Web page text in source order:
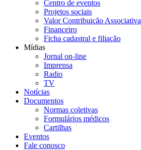
Centro de eventos
Projetos sociais
Valor Contribuição Associativa
Financeiro
Ficha cadastral e filiação
Mídias
Jornal on-line
Imprensa
Radio
TV
Notícias
Documentos
Normas coletivas
Formulários médicos
Cartilhas
Eventos
Fale conosco